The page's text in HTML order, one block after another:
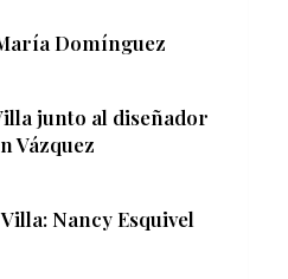
Domínguez
junto al diseñador
Vázquez
Nancy Esquivel